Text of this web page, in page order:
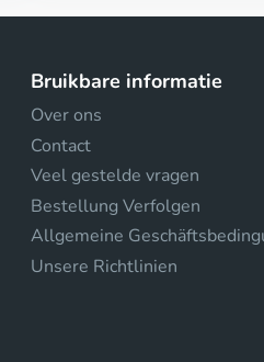
Bruikbare informatie
Over ons
Contact
Veel gestelde vragen
Bestellung Verfolgen
Allgemeine
Unsere Richtlinien